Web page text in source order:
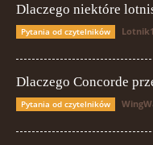
Dlaczego niektóre
Pytania od czytelników
Dlaczego Concorde
Pytania od czytelników